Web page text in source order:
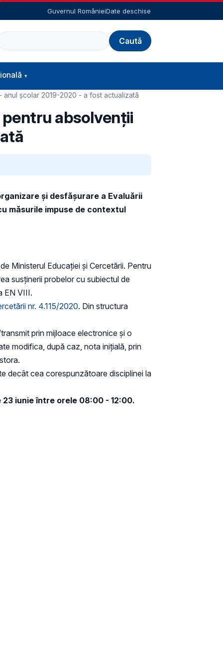
Guvernul RomânieiDate deschise
școlar 2019-2020 - a fost actualizată
pentru absolvenții
și desfășurare a Evaluării
măsurile impuse de contextul
Ministerul Educației și Cercetării. Pentru
susținerii probelor cu subiectul de
EN VIII.
nr. 4.115/2020. Din structura
prin mijloace electronice și o
modifica, după caz, nota inițială, prin
decât cea corespunzătoare disciplinei la
iunie între orele 08:00 - 12:00.